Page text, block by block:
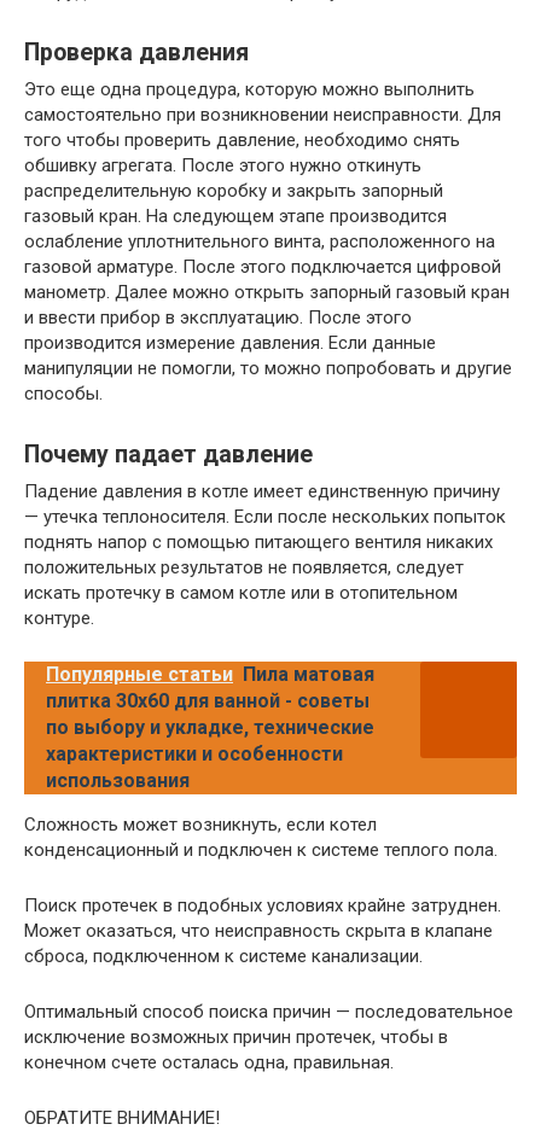
Проверка давления
Это еще одна процедура, которую можно выполнить
самостоятельно при возникновении неисправности. Для
того чтобы проверить давление, необходимо снять
обшивку агрегата. После этого нужно откинуть
распределительную коробку и закрыть запорный
газовый кран. На следующем этапе производится
ослабление уплотнительного винта, расположенного на
газовой арматуре. После этого подключается цифровой
манометр. Далее можно открыть запорный газовый кран
и ввести прибор в эксплуатацию. После этого
производится измерение давления. Если данные
манипуляции не помогли, то можно попробовать и другие
способы.
Почему падает давление
Падение давления в котле имеет единственную причину
— утечка теплоносителя. Если после нескольких попыток
поднять напор с помощью питающего вентиля никаких
положительных результатов не появляется, следует
искать протечку в самом котле или в отопительном
контуре.
Популярные статьи Пила матовая
плитка 30x60 для ванной - советы
по выбору и укладке, технические
характеристики и особенности
использования
Сложность может возникнуть, если котел
конденсационный и подключен к системе теплого пола.
Поиск протечек в подобных условиях крайне затруднен.
Может оказаться, что неисправность скрыта в клапане
сброса, подключенном к системе канализации.
Оптимальный способ поиска причин — последовательное
исключение возможных причин протечек, чтобы в
конечном счете осталась одна, правильная.
ОБРАТИТЕ ВНИМАНИЕ!